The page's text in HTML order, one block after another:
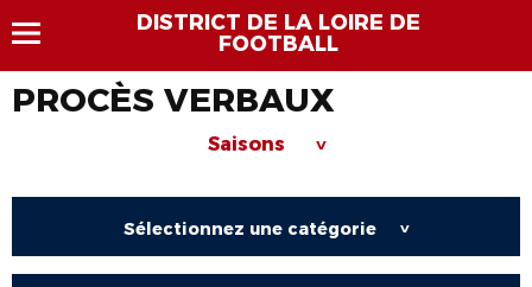
DISTRICT DE LA LOIRE DE
FOOTBALL
PROCÈS VERBAUX
Saisons >
Sélectionnez une catégorie >